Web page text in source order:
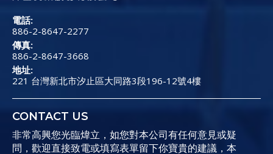
電話:
886-2-8647-2277
傳真:
886-2-8647-3668
地址:
221 台灣新北市汐止區大同路3段196-12號4樓
CONTACT US
非常高興您光臨煒立，如您對本公司有任何意見或疑
問，歡迎直接致電或填寫表單留下你寶貴的建議，本